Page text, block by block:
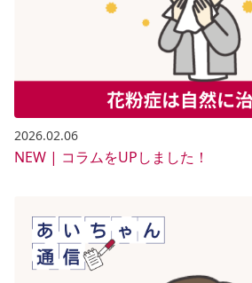
2026.02.06
NEW | コラムをUPしました！